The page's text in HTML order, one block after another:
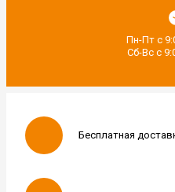
Пн-Пт с
Сб-Вс с
Бесплатная